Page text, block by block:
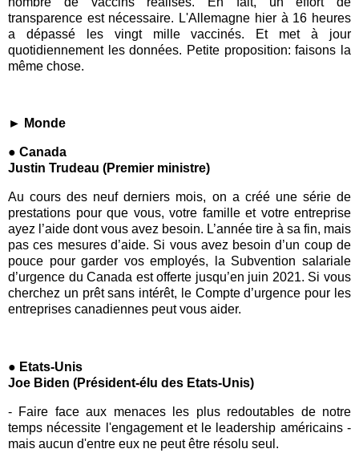
transparence est nécessaire. L'Allemagne hier à 16 heures
a dépassé les vingt mille vaccinés. Et met à jour
quotidiennement les données. Petite proposition: faisons la
même chose.
► Monde
● Canada
Justin Trudeau (Premier ministre)
Au cours des neuf derniers mois, on a créé une série de
prestations pour que vous, votre famille et votre entreprise
ayez l’aide dont vous avez besoin. L’année tire à sa fin, mais
pas ces mesures d’aide. Si vous avez besoin d’un coup de
pouce pour garder vos employés, la Subvention salariale
d’urgence du Canada est offerte jusqu’en juin 2021. Si vous
cherchez un prêt sans intérêt, le Compte d’urgence pour les
entreprises canadiennes peut vous aider.
● Etats-Unis
Joe Biden (Président-élu des Etats-Unis)
- Faire face aux menaces les plus redoutables de notre
temps nécessite l'engagement et le leadership américains -
mais aucun d'entre eux ne peut être résolu seul.